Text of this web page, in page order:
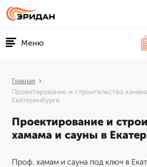
Меню
Главная
Проектирование и строительство
Екатеринбурге
Проектирование и
хамама и сауны в
Проф. хамам и сауна под ключ в